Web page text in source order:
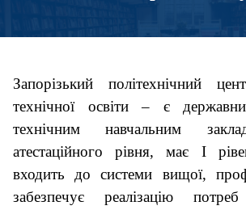
Запорізький політехнічний
технічної освіти – є
технічним навчальним
атестаційного рівня, має І
входить до системи вищої,
забезпечує реалізацію